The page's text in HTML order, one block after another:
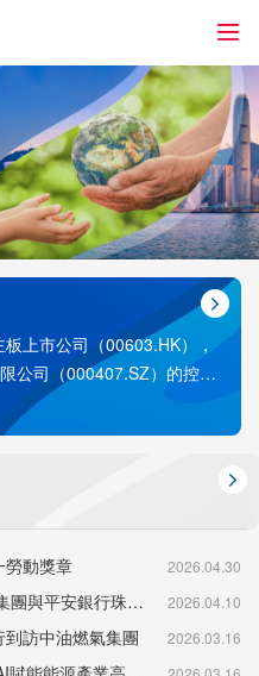
上市公司（00603.HK），
公司（000407.SZ）的控股
勞動獎章 2026.04.30
深化銀企協同 賦能燃氣發展——集團與平安銀行珠海分行開展業務交流座談 2026.04.10
訪中油燃氣集團 2026.03.16